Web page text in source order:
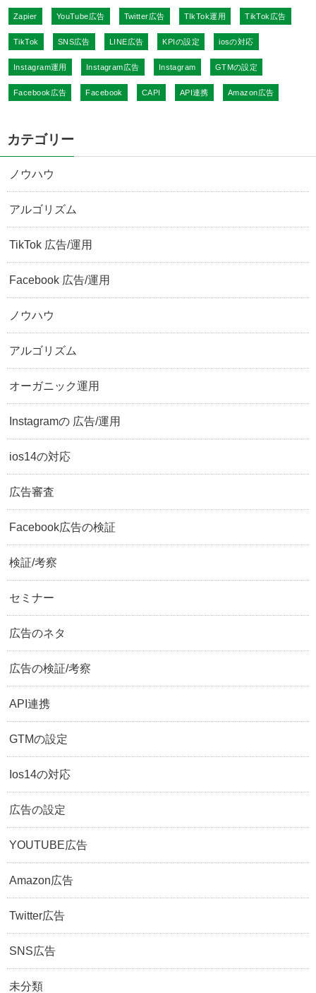
Zapier YouTube広告 Twitter広告 TIkTok運用 TikTok広告
TikTok SNS広告 LINE広告 KPIの設定 iosの対応
Instagram運用 Instagram広告 Instagram GTMの設定
Facebook広告 Facebook CAPI API連携 Amazon広告
カテゴリー
ノウハウ
アルゴリズム
TikTok 広告/運用
Facebook 広告/運用
ノウハウ
アルゴリズム
オーガニック運用
Instagramの 広告/運用
ios14の対応
広告審査
Facebook広告の検証
検証/考察
セミナー
広告のネタ
広告の検証/考察
API連携
GTMの設定
Ios14の対応
広告の設定
YOUTUBE広告
Amazon広告
Twitter広告
SNS広告
未分類